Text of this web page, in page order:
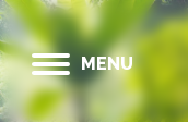
MENU